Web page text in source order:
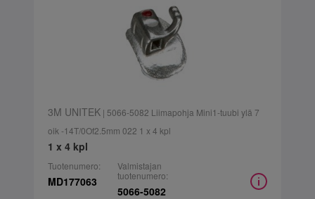
3M UNITEK| 5066-5082 Liimapohja Mini1-tuubi ylä 7
oik -14T/0Of2.5mm 022 1 x 4 kpl
1 x 4 kpl
Tuotenumero:
MD177063
Valmistajan
tuotenumero:
5066-5082